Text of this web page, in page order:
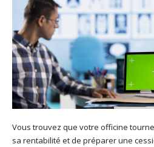
Vous trouvez que votre officine
sa rentabilité et de préparer une